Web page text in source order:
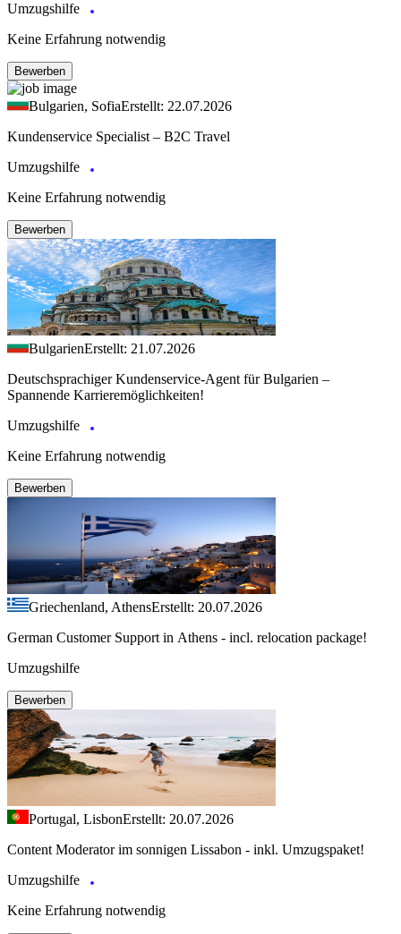
Umzugshilfe
Keine Erfahrung notwendig
Bewerben
Bulgarien, SofiaErstellt: 22.07.2026
Kundenservice Specialist – B2C Travel
Umzugshilfe
Keine Erfahrung notwendig
Bewerben
BulgarienErstellt: 21.07.2026
Deutschsprachiger Kundenservice-Agent für Bulgarien –
Spannende Karrieremöglichkeiten!
Umzugshilfe
Keine Erfahrung notwendig
Bewerben
Griechenland, AthensErstellt: 20.07.2026
German Customer Support in Athens - incl. relocation package!
Umzugshilfe
Bewerben
Portugal, LisbonErstellt: 20.07.2026
Content Moderator im sonnigen Lissabon - inkl. Umzugspaket!
Umzugshilfe
Keine Erfahrung notwendig